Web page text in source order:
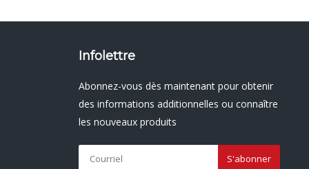
Infolettre
Abonnez-vous dès maintenant pour obtenir
des informations additionnelles ou connaître
les nouveaux produits
S'abonner